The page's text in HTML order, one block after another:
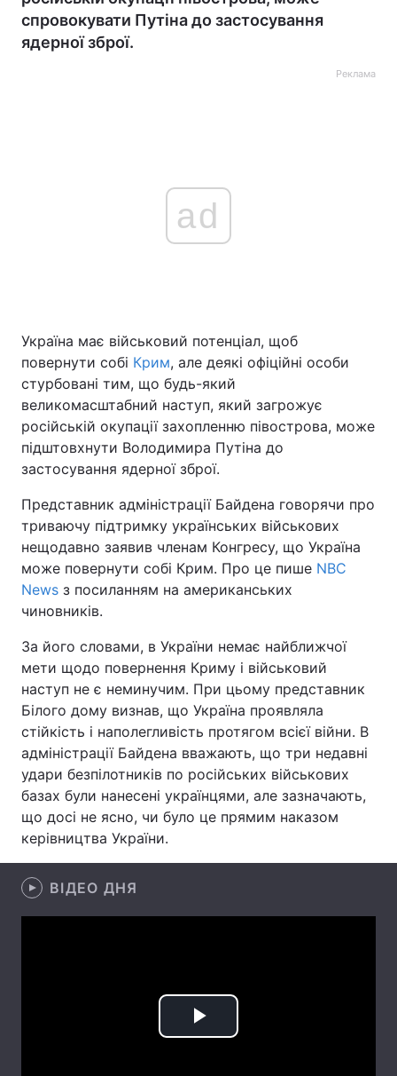
Спорт Наука
Техно і зв'язок Лайт
Зброя Інциденти
Цікавинки Погода
Екологія Регіони
Лонгріди
Інтерв'ю Думки
Архів Вакансії
Контакти
Послуги
спровокувати Путіна до застосування
ядерної зброї.
Реклама
ad
Україна має військовий потенціал, щоб
повернути собі Крим, але деякі офіційні особи
стурбовані тим, що будь-який
великомасштабний наступ, який загрожує
російській окупації захопленню півострова, може
підштовхнути Володимира Путіна до
застосування ядерної зброї.
Представник адміністрації Байдена говорячи про
триваючу підтримку українських військових
нещодавно заявив членам Конгресу, що Україна
може повернути собі Крим. Про це пише NBC
News з посиланням на американських
чиновників.
За його словами, в України немає найближчої
мети щодо повернення Криму і військовий
наступ не є неминучим. При цьому представник
Білого дому визнав, що Україна проявляла
стійкість і наполегливість протягом всієї війни. В
адміністрації Байдена вважають, що три недавні
удари безпілотників по російських військових
базах були нанесені українцями, але зазначають,
що досі не ясно, чи було це прямим наказом
керівництва України.
ВІДЕО ДНЯ
Play